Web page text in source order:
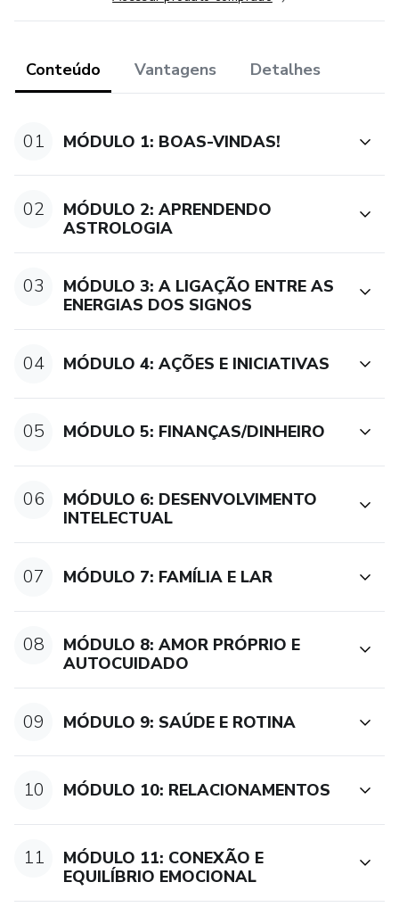
Conteúdo Vantagens Detalhes
01 MÓDULO 1: BOAS-VINDAS!
02
MÓDULO 2: APRENDENDO
ASTROLOGIA
03
MÓDULO 3: A LIGAÇÃO ENTRE AS
ENERGIAS DOS SIGNOS
04 MÓDULO 4: AÇÕES E INICIATIVAS
05 MÓDULO 5: FINANÇAS/DINHEIRO
06
MÓDULO 6: DESENVOLVIMENTO
INTELECTUAL
07 MÓDULO 7: FAMÍLIA E LAR
08
MÓDULO 8: AMOR PRÓPRIO E
AUTOCUIDADO
09 MÓDULO 9: SAÚDE E ROTINA
10 MÓDULO 10: RELACIONAMENTOS
11
MÓDULO 11: CONEXÃO E
EQUILÍBRIO EMOCIONAL